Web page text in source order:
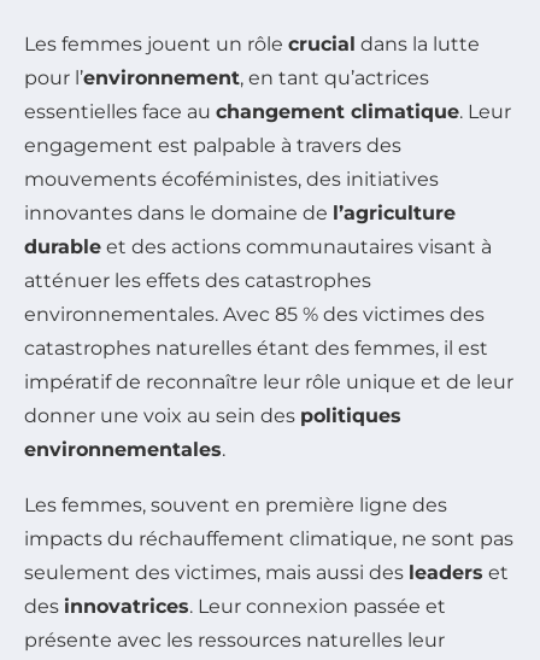
Les femmes jouent un rôle crucial dans la lutte
pour l’environnement, en tant qu’actrices
essentielles face au changement climatique. Leur
engagement est palpable à travers des
mouvements écoféministes, des initiatives
innovantes dans le domaine de l’agriculture
durable et des actions communautaires visant à
atténuer les effets des catastrophes
environnementales. Avec 85 % des victimes des
catastrophes naturelles étant des femmes, il est
impératif de reconnaître leur rôle unique et de leur
donner une voix au sein des politiques
environnementales.
Les femmes, souvent en première ligne des
impacts du réchauffement climatique, ne sont pas
seulement des victimes, mais aussi des leaders et
des innovatrices. Leur connexion passée et
présente avec les ressources naturelles leur